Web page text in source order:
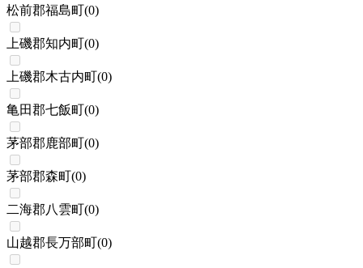
松前郡福島町(0)
上磯郡知内町(0)
上磯郡木古内町(0)
亀田郡七飯町(0)
茅部郡鹿部町(0)
茅部郡森町(0)
二海郡八雲町(0)
山越郡長万部町(0)